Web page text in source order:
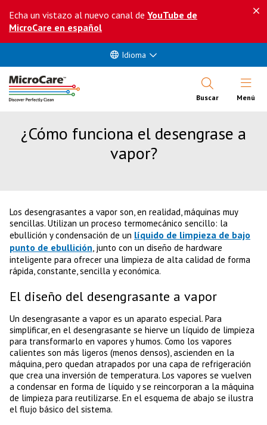
Echa un vistazo al nuevo canal de YouTube de
MicroCare en español
Idioma
Buscar Abrir
Menú
¿Cómo funciona el desengrase a
vapor?
Los desengrasantes a vapor son, en realidad, máquinas muy
sencillas. Utilizan un proceso termomecánico sencillo: la
ebullición y condensación de un líquido de limpieza de bajo
punto de ebullición, junto con un diseño de hardware
inteligente para ofrecer una limpieza de alta calidad de forma
rápida, constante, sencilla y económica.
El diseño del desengrasante a vapor
Un desengrasante a vapor es un aparato especial. Para
simplificar, en el desengrasante se hierve un líquido de limpieza
para transformarlo en vapores y humos. Como los vapores
calientes son más ligeros (menos densos), ascienden en la
máquina, pero quedan atrapados por una capa de refrigeración
que crea una inversión de temperatura. Los vapores se vuelven
a condensar en forma de líquido y se reincorporan a la máquina
de limpieza para reutilizarse. En el esquema de abajo se ilustra
el flujo básico del sistema.